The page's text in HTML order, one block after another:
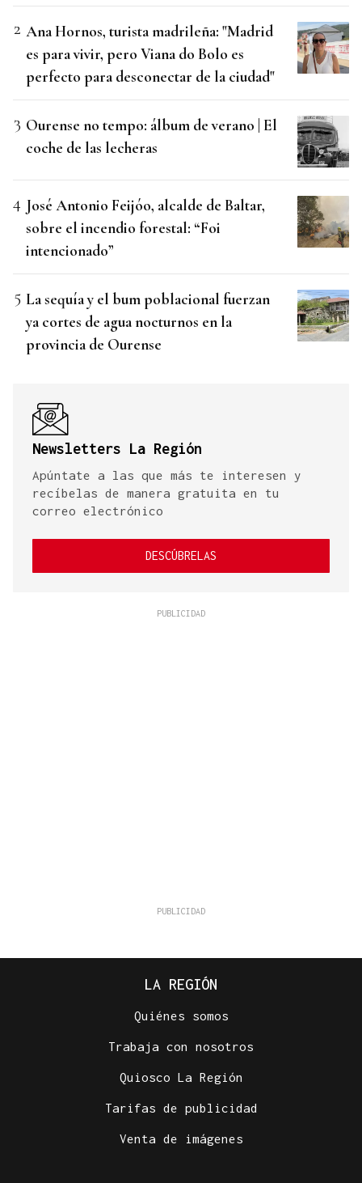
Ana Hornos, turista madrileña: "Madrid
es para vivir, pero Viana do Bolo es
perfecto para desconectar de la ciudad"
Ourense no tempo: álbum de verano | El
coche de las lecheras
José Antonio Feijóo, alcalde de Baltar,
sobre el incendio forestal: “Foi
intencionado”
La sequía y el bum poblacional fuerzan
ya cortes de agua nocturnos en la
provincia de Ourense
Newsletters La Región
Apúntate a las que más te interesen y
recíbelas de manera gratuita en tu
correo electrónico
DESCÚBRELAS
LA REGIÓN
Quiénes somos
Trabaja con nosotros
Quiosco La Región
Tarifas de publicidad
Venta de imágenes